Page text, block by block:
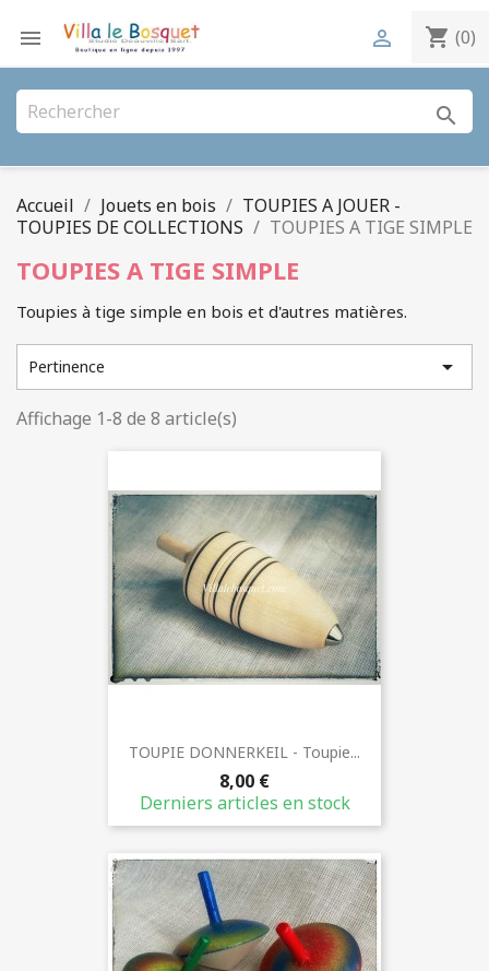
 shopping_cart (0)

search
Accueil Jouets en bois
TOUPIES A JOUER -
TOUPIES DE COLLECTIONS
TOUPIES A TIGE SIMPLE
TOUPIES A TIGE SIMPLE
Toupies à tige simple en bois et d'autres matières.
Pertinence 
Affichage 1-8 de 8 article(s)
TOUPIE DONNERKEIL - Toupie...
8,00 €
Derniers articles en stock